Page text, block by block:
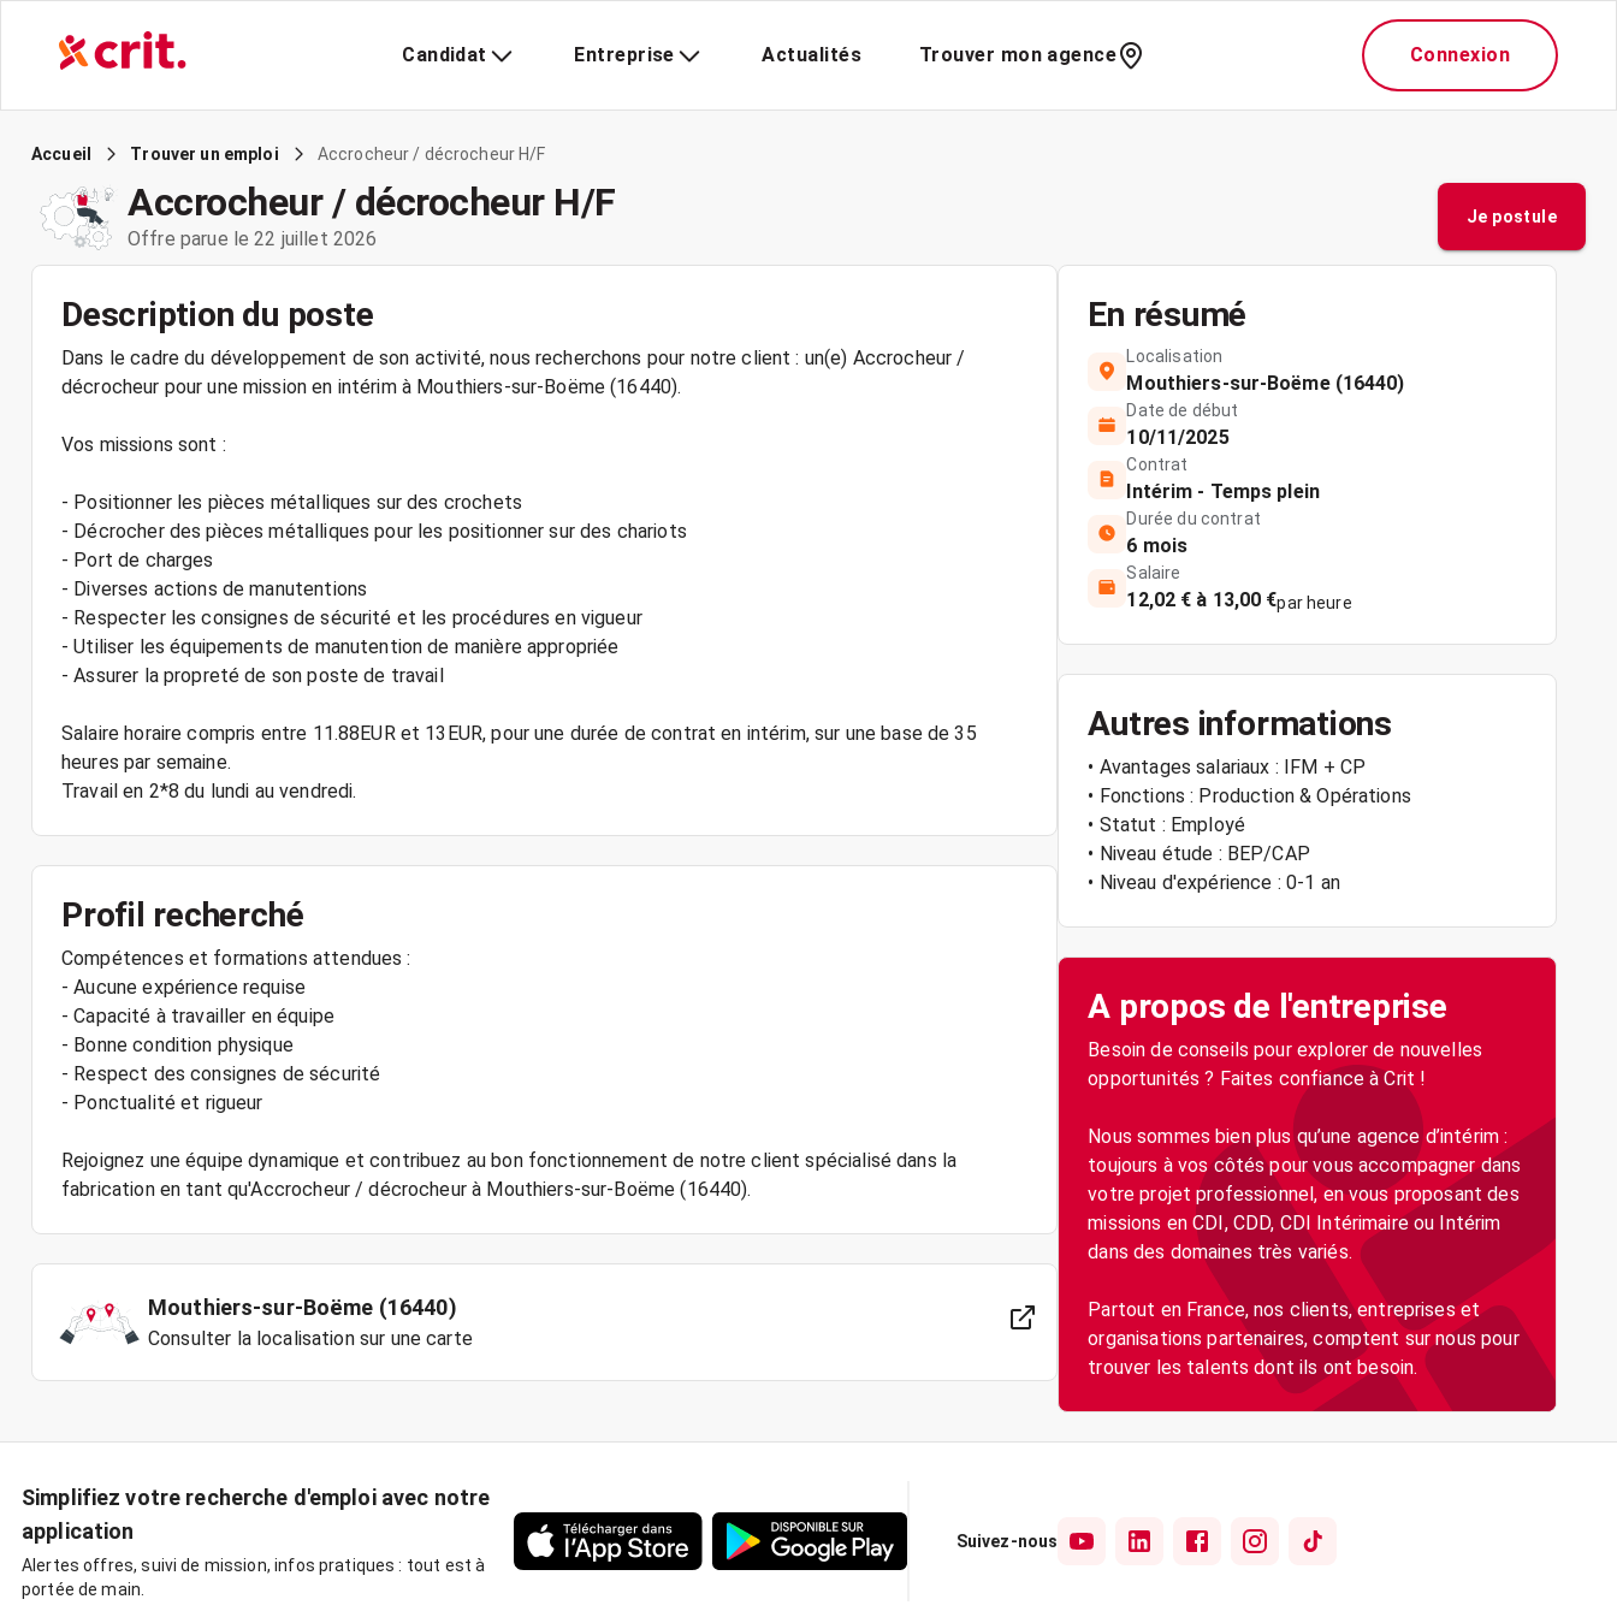
Candidat Entreprise Actualités Trouver mon agence Connexion
Accueil Trouver un emploi Accrocheur / décrocheur H/F
Accrocheur / décrocheur H/F
Offre parue le 22 juillet 2026
Je postule
Description du poste
Dans le cadre du développement de son activité, nous recherchons pour notre client : un(e) Accrocheur /
décrocheur pour une mission en intérim à Mouthiers-sur-Boëme (16440).
Vos missions sont :
- Positionner les pièces métalliques sur des crochets
- Décrocher des pièces métalliques pour les positionner sur des chariots
- Port de charges
- Diverses actions de manutentions
- Respecter les consignes de sécurité et les procédures en vigueur
- Utiliser les équipements de manutention de manière appropriée
- Assurer la propreté de son poste de travail
Salaire horaire compris entre 11.88EUR et 13EUR, pour une durée de contrat en intérim, sur une base de 35
heures par semaine.
Profil recherché
Compétences et formations attendues :
- Aucune expérience requise
- Capacité à travailler en équipe
- Bonne condition physique
- Respect des consignes de sécurité
- Ponctualité et rigueur
Rejoignez une équipe dynamique et contribuez au bon fonctionnement de notre client spécialisé dans la
Mouthiers-sur-Boëme (16440)
Consulter la localisation sur une carte
En résumé
Localisation
Mouthiers-sur-Boëme (16440)
Date de début
10/11/2025
Contrat
Intérim - Temps plein
Durée du contrat
6 mois
Salaire
12,02 € à 13,00 €par heure
Autres informations
• Avantages salariaux : IFM + CP
• Fonctions : Production & Opérations
• Statut : Employé
• Niveau étude : BEP/CAP
• Niveau d'expérience : 0-1 an
A propos de l'entreprise
Besoin de conseils pour explorer de nouvelles
opportunités ? Faites confiance à Crit !
Nous sommes bien plus qu’une agence d’intérim :
toujours à vos côtés pour vous accompagner dans
votre projet professionnel, en vous proposant des
missions en CDI, CDD, CDI Intérimaire ou Intérim
dans des domaines très variés.
Partout en France, nos clients, entreprises et
organisations partenaires, comptent sur nous pour
trouver les talents dont ils ont besoin.
Simplifiez votre recherche d'emploi avec notre
application
Alertes offres, suivi de mission, infos pratiques : tout est à
portée de main.
Suivez-nous